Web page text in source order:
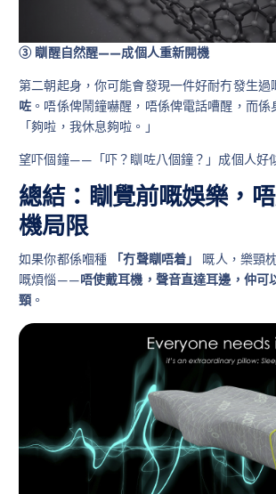
③ 瞓醒自然醒——成個人重新開機
第二朝起身，你可能會發現一件好耐冇發生
咗 。唔係俾鬧鐘嚇醒，唔係俾電話嘈醒，而係
「夠啦，我休息夠啦。」
望吓個鐘——「吓？瞓咗八個鐘？」成個人好
總結：瞓覺前嘅娛樂，
機局限
如果你都係嗰種 「冇聲瞓唔着」
嘅人，樂頸
嘅煩惱——唔使戴耳機，聲音直達耳邊，仲可
頸 。